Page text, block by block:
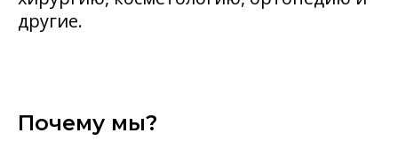
другие.
Почему мы?